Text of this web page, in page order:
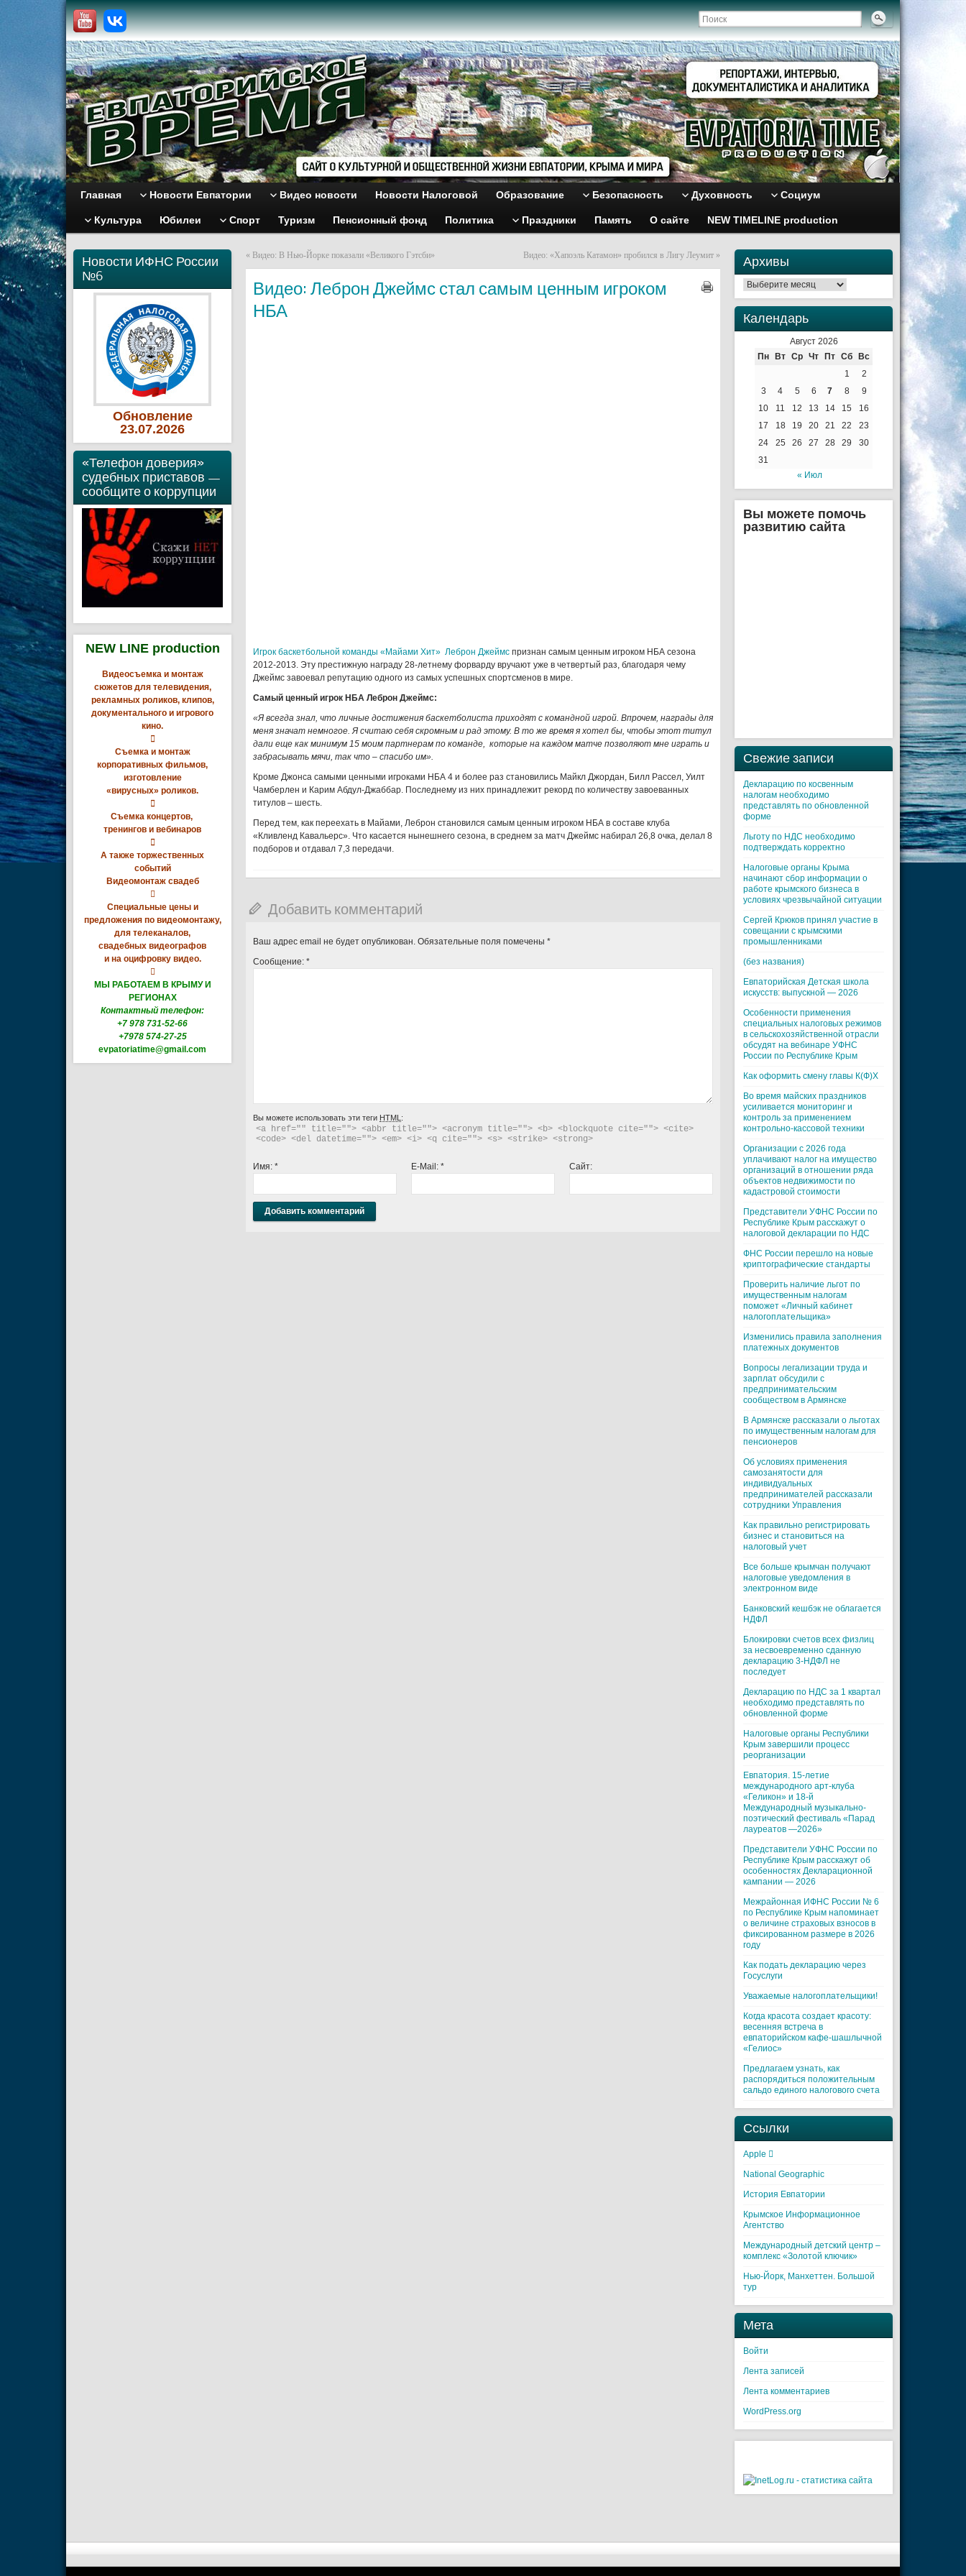
Главная Новости Евпатории Видео новости Новости Налоговой Образование Безопасность Духовность Социум
Культура Юбилеи Спорт Туризм Пенсионный фонд Политика Праздники Память О сайте NEW TIMELINE production
Новости ИФНС России
№6
Обновление
23.07.2026
«Телефон доверия»
судебных приставов —
сообщите о коррупции
NEW LINE production
Видеосъемка и монтаж
сюжетов для телевидения,
рекламных роликов, клипов,
документального и игрового
кино.

Съемка и монтаж
корпоративных фильмов,
изготовление
«вирусных» роликов.

Съемка концертов,
тренингов и вебинаров

А также торжественных
событий
Видеомонтаж свадеб

Специальные цены и
предложения по видеомонтажу,
для телеканалов,
свадебных видеографов
и на оцифровку видео.

МЫ РАБОТАЕМ В КРЫМУ И
РЕГИОНАХ
Контактный телефон:
+7 978 731-52-66
+7978 574-27-25
evpatoriatime@gmail.com
« Видео: В Нью-Йорке показали «Великого Гэтсби» Видео: «Хапоэль Катамон» пробился в Лигу Леумит »
Видео: Леброн Джеймс стал самым ценным игроком
НБА
Игрок баскетбольной команды «Майами Хит» Леброн Джеймс признан самым ценным игроком НБА сезона
2012-2013. Эту престижную награду 28-летнему форварду вручают уже в четвертый раз, благодаря чему
Джеймс завоевал репутацию одного из самых успешных спортсменов в мире.
Самый ценный игрок НБА Леброн Джеймс:
«Я всегда знал, что личные достижения баскетболиста приходят с командной игрой. Впрочем, награды для
меня значат немногое. Я считаю себя скромным и рад этому. В то же время я хотел бы, чтобы этот титул
дали еще как минимум 15 моим партнерам по команде, которые на каждом матче позволяют мне играть и
забрасывать мячи, так что – спасибо им».
Кроме Джонса самыми ценными игроками НБА 4 и более раз становились Майкл Джордан, Билл Рассел, Уилт
Чамберлен и Карим Абдул-Джаббар. Последнему из них принадлежит рекорд по количеству завоеванных
титулов – шесть.
Перед тем, как переехать в Майами, Леброн становился самым ценным игроком НБА в составе клуба
«Кливленд Кавальерс». Что касается нынешнего сезона, в среднем за матч Джеймс набирал 26,8 очка, делал 8
подборов и отдавал 7,3 передачи.
Добавить комментарий
Ваш адрес email не будет опубликован. Обязательные поля помечены *
Сообщение: *
Вы можете использовать эти теги HTML :
<a href="" title=""> <abbr title=""> <acronym title=""> <b> <blockquote cite=""> <cite>
<code> <del datetime=""> <em> <i> <q cite=""> <s> <strike> <strong>
Имя: * E-Mail: * Сайт:
Архивы
Архивы
Календарь
Август 2026
Пн
Вт Ср Чт Пт Сб
Вс
1
2
3
4 5 6 7 8
9
10
11 12 13 14 15
16
17
18 19 20 21 22
23
24
25 26 27 28 29
30
31
« Июл
Вы можете помочь
развитию сайта
Свежие записи
Декларацию по косвенным
налогам необходимо
представлять по обновленной
форме
Льготу по НДС необходимо
подтверждать корректно
Налоговые органы Крыма
начинают сбор информации о
работе крымского бизнеса в
условиях чрезвычайной ситуации
Cергей Крюков принял участие в
совещании с крымскими
промышленниками
(без названия)
Евпаторийская Детская школа
искусств: выпускной — 2026
Особенности применения
специальных налоговых режимов
в сельскохозяйственной отрасли
обсудят на вебинаре УФНС
России по Республике Крым
Как оформить смену главы К(Ф)Х
Во время майских праздников
усиливается мониторинг и
контроль за применением
контрольно-кассовой техники
Организации с 2026 года
уплачивают налог на имущество
организаций в отношении ряда
объектов недвижимости по
кадастровой стоимости
Представители УФНС России по
Республике Крым расскажут о
налоговой декларации по НДС
ФНС России перешло на новые
криптографические стандарты
Проверить наличие льгот по
имущественным налогам
поможет «Личный кабинет
налогоплательщика»
Изменились правила заполнения
платежных документов
Вопросы легализации труда и
зарплат обсудили с
предпринимательским
сообществом в Армянске
В Армянске рассказали о льготах
по имущественным налогам для
пенсионеров
Об условиях применения
самозанятости для
индивидуальных
предпринимателей рассказали
сотрудники Управления
Как правильно регистрировать
бизнес и становиться на
налоговый учет
Все больше крымчан получают
налоговые уведомления в
электронном виде
Банковский кешбэк не облагается
НДФЛ
Блокировки счетов всех физлиц
за несвоевременно сданную
декларацию 3-НДФЛ не
последует
Декларацию по НДС за 1 квартал
необходимо представлять по
обновленной форме
Налоговые органы Республики
Крым завершили процесс
реорганизации
Евпатория. 15-летие
международного арт-клуба
«Геликон» и 18-й
Международный музыкально-
поэтический фестиваль «Парад
лауреатов —2026»
Представители УФНС России по
Республике Крым расскажут об
особенностях Декларационной
кампании — 2026
Межрайонная ИФНС России № 6
по Республике Крым напоминает
о величине страховых взносов в
фиксированном размере в 2026
году
Как подать декларацию через
Госуслуги
Уважаемые налогоплательщики!
Когда красота создает красоту:
весенняя встреча в
евпаторийском кафе-шашлычной
«Гелиос»
Предлагаем узнать, как
распорядиться положительным
сальдо единого налогового счета
Ссылки
Apple 
National Geographic
История Евпатории
Крымское Информационное
Агентство
Международный детский центр –
комплекс «Золотой ключик»
Нью-Йорк, Манхеттен. Большой
тур
Мета
Войти
Лента записей
Лента комментариев
WordPress.org